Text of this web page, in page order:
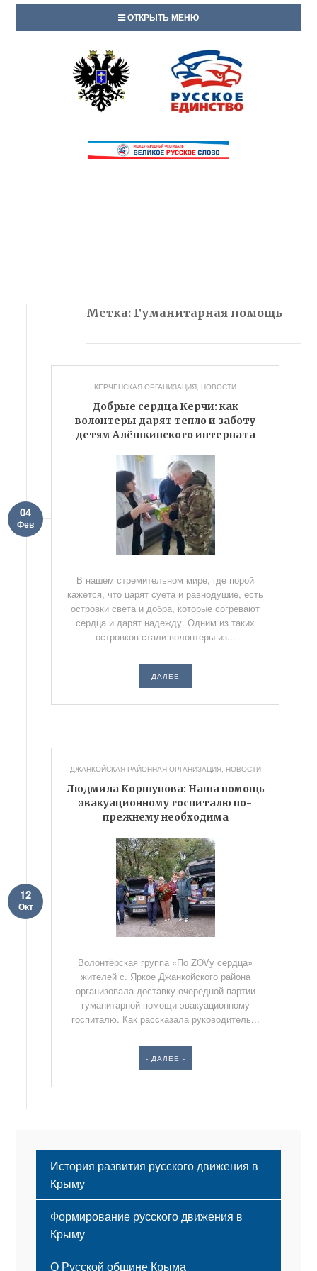
ОТКРЫТЬ МЕНЮ
Метка: Гуманитарная помощь
КЕРЧЕНСКАЯ ОРГАНИЗАЦИЯ, НОВОСТИ
Добрые сердца Керчи: как
волонтеры дарят тепло и заботу
детям Алёшкинского интерната
04
Фев
В нашем стремительном мире, где порой
кажется, что царят суета и равнодушие, есть
островки света и добра, которые согревают
сердца и дарят надежду. Одним из таких
островков стали волонтеры из...
- ДАЛЕЕ -
ДЖАНКОЙСКАЯ РАЙОННАЯ ОРГАНИЗАЦИЯ, НОВОСТИ
Людмила Коршунова: Наша помощь
эвакуационному госпиталю по-
прежнему необходима
12
Окт
Волонтёрская группа «По ZOVу сердца»
жителей с. Яркое Джанкойского района
организовала доставку очередной партии
гуманитарной помощи эвакуационному
госпиталю. Как рассказала руководитель...
- ДАЛЕЕ -
История развития русского движения в
Крыму
Формирование русского движения в
Крыму
Русский Крым
О Русской общине Крыма